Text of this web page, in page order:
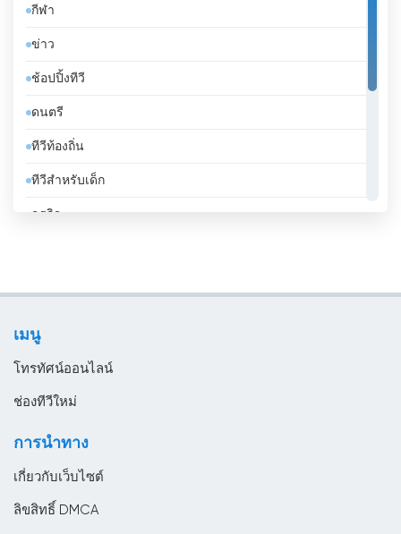
จาเมกา
จิบูตี
จีน
ชาด
ชิลี
ซานมาริโน
กีฬา
ข่าว
ช้อปปิ้งทีวี
ดนตรี
ทีวีท้องถิ่น
ทีวีสำหรับเด็ก
ธุรกิจ
เมนู
โทรทัศน์ออนไลน์
ช่องทีวีใหม่
การนำทาง
เกี่ยวกับเว็บไซต์
ลิขสิทธิ์ DMCA